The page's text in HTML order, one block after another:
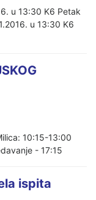
u 13:30 K6 Petak
u 13:30 K6
10:15-13:00
- 17:15
ispita